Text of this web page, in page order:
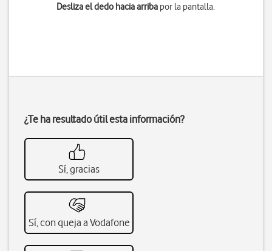
Desliza el dedo hacia arriba por la pantalla.
¿Te ha resultado útil esta información?
Sí, gracias
Sí, con queja a Vodafone